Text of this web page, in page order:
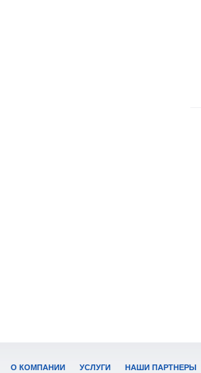
О КОМПАНИИ УСЛУГИ НАШИ ПАРТНЕРЫ